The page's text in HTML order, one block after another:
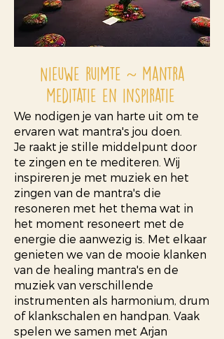
Nieuwe ruimte ~ mantra
meditatie en inspiratie
We nodigen je van harte uit om te
ervaren wat mantra's jou doen.
Je raakt je stille middelpunt door
te zingen en te mediteren. Wij
inspireren je met muziek en het
zingen van de mantra's die
resoneren met het thema wat in
het moment resoneert met de
energie die aanwezig is. Met elkaar
genieten we van de mooie klanken
van de healing mantra's en de
muziek van verschillende
instrumenten als harmonium, drum
of klankschalen en handpan. Vaak
spelen we samen met Arjan